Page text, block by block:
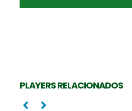
PLAYERS RELACIONADOS